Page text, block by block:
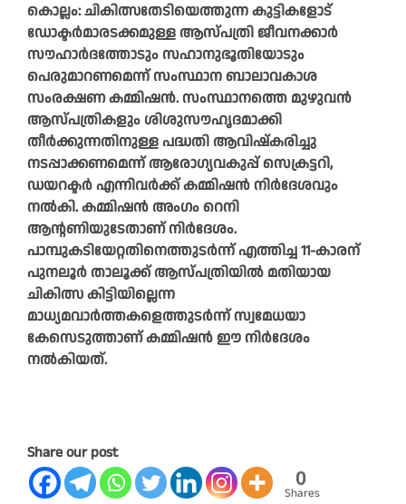
കൊല്ലം: ചികിത്സതേടിയെത്തുന്ന കുട്ടികളോട്
ഡോക്ടർമാരടക്കമുള്ള ആസ്പത്രി ജീവനക്കാർ
സൗഹാർദത്തോടും സഹാനുഭൂതിയോടും
പെരുമാറണമെന്ന് സംസ്ഥാന ബാലാവകാശ
സംരക്ഷണ കമ്മിഷൻ. സംസ്ഥാനത്തെ മുഴുവൻ
ആസ്പത്രികളും ശിശുസൗഹൃദമാക്കി
തീർക്കുന്നതിനുള്ള പദ്ധതി ആവിഷ്കരിച്ചു
നടപ്പാക്കണമെന്ന് ആരോഗ്യവകുപ്പ് സെക്രട്ടറി,
ഡയറക്ടർ എന്നിവർക്ക് കമ്മിഷൻ നിർദേശവും
നൽകി. കമ്മിഷൻ അംഗം റെനി
ആന്റണിയുടേതാണ് നിർദേശം.
പാമ്പുകടിയേറ്റതിനെത്തുടർന്ന് എത്തിച്ച 11-കാരന്
പുനലൂർ താലൂക്ക് ആസ്പത്രിയിൽ മതിയായ
ചികിത്സ കിട്ടിയില്ലെന്ന
മാധ്യമവാർത്തകളെത്തുടർന്ന് സ്വമേധയാ
കേസെടുത്താണ് കമ്മിഷൻ ഈ നിർദേശം
നൽകിയത്.
Share our post
0
Shares